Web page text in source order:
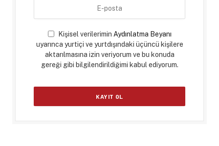
Kişisel verilerimin Aydınlatma Beyanı
uyarınca yurtiçi ve yurtdışındaki üçüncü kişilere
aktarılmasına izin veriyorum ve bu konuda
gereği gibi bilgilendirildiğimi kabul ediyorum.